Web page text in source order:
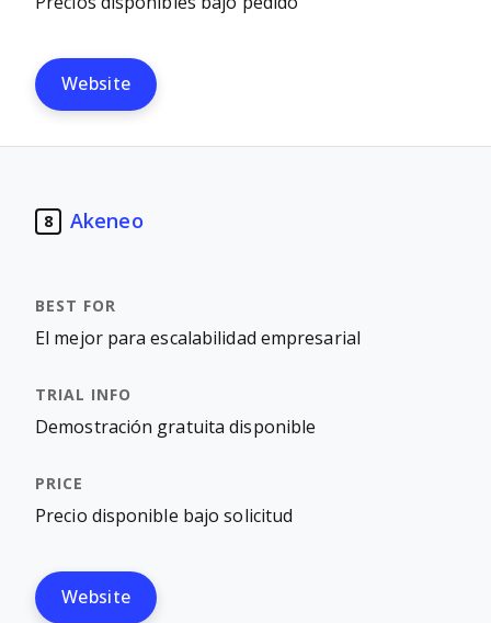
Website
8 Akeneo
El mejor para escalabilidad empresarial
Demostración gratuita disponible
Precio disponible bajo solicitud
Website